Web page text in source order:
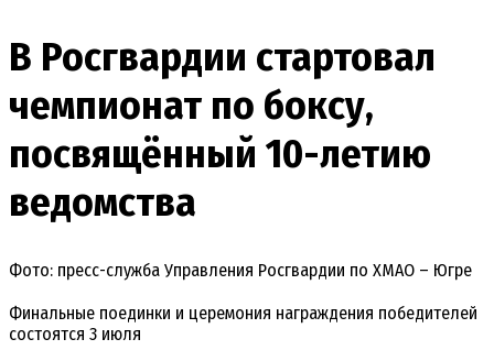
В Росгвардии стартовал
чемпионат по боксу,
посвящённый 10-летию
ведомства
Фото: пресс-служба Управления Росгвардии по ХМАО – Югре
Финальные поединки и церемония награждения победителей
состоятся 3 июля